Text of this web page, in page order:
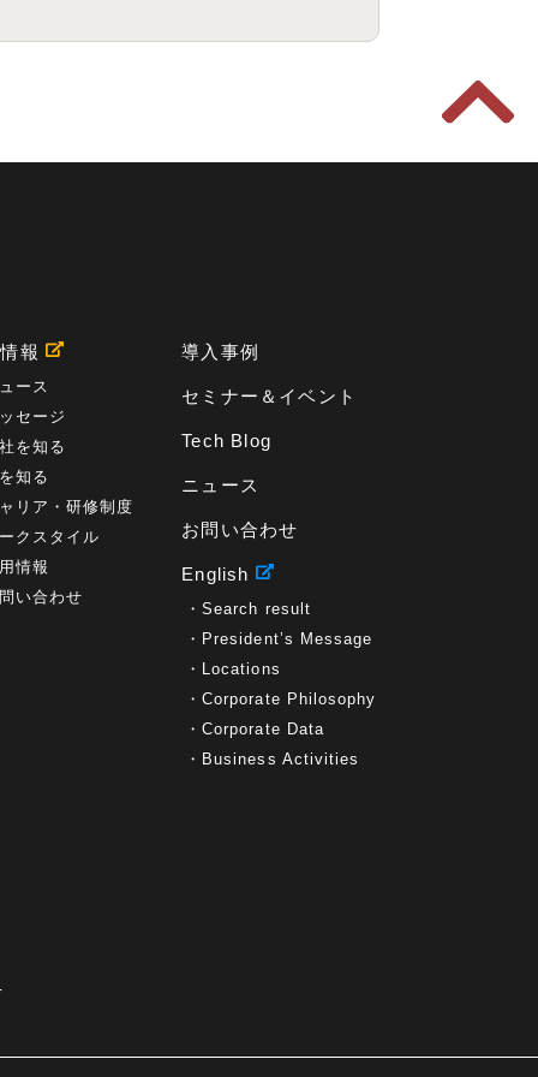
報
ース
セージ
を知る
知る
リア・研修制度
クスタイル
情報
い合わせ
導入事例
セミナー＆イベント
Tech Blog
ニュース
お問い合わせ
English
Search result
President’s Message
Locations
Corporate Philosophy
Corporate Data
Business Activities